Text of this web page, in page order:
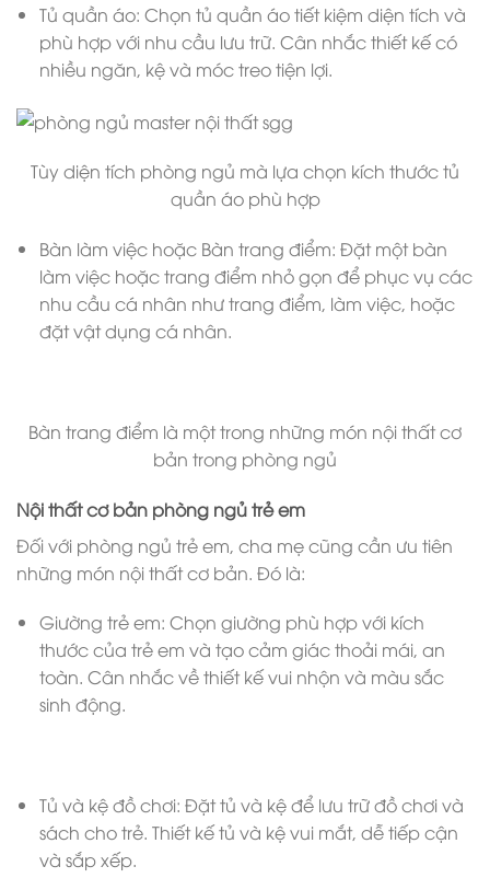
Tủ quần áo: Chọn tủ quần áo tiết kiệm diện tích và
phù hợp với nhu cầu lưu trữ. Cân nhắc thiết kế có
nhiều ngăn, kệ và móc treo tiện lợi.
Tùy diện tích phòng ngủ mà lựa chọn kích thước tủ
quần áo phù hợp
Bàn làm việc hoặc Bàn trang điểm: Đặt một bàn
làm việc hoặc trang điểm nhỏ gọn để phục vụ các
nhu cầu cá nhân như trang điểm, làm việc, hoặc
đặt vật dụng cá nhân.
Bàn trang điểm là một trong những món nội thất cơ
bản trong phòng ngủ
Nội thất cơ bản phòng ngủ trẻ em
Đối với phòng ngủ trẻ em, cha mẹ cũng cần ưu tiên
những món nội thất cơ bản. Đó là:
Giường trẻ em: Chọn giường phù hợp với kích
thước của trẻ em và tạo cảm giác thoải mái, an
toàn. Cân nhắc về thiết kế vui nhộn và màu sắc
sinh động.
Tủ và kệ đồ chơi: Đặt tủ và kệ để lưu trữ đồ chơi và
sách cho trẻ. Thiết kế tủ và kệ vui mắt, dễ tiếp cận
và sắp xếp.